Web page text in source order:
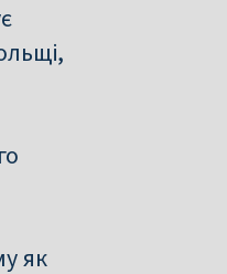
як